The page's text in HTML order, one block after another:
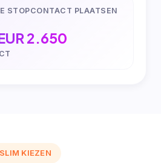
STOPCONTACT PLAATSEN
2.650
SLIM KIEZEN